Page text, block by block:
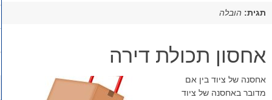
תגית: הובלה
אחסון תכולת דירה
אחסנה של ציוד בין אם
מדובר באחסנה של ציוד